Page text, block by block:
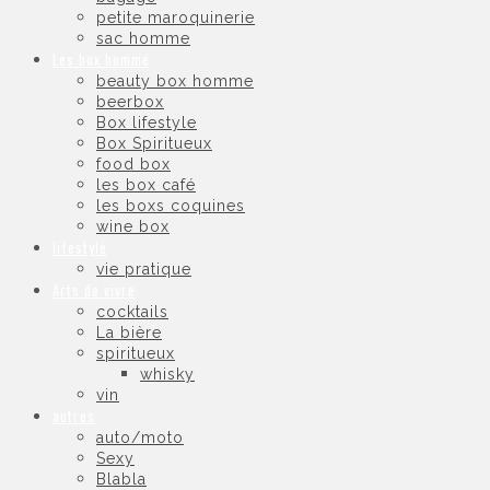
petite maroquinerie
sac homme
beauty box homme
beerbox
Box lifestyle
Box Spiritueux
food box
les box café
les boxs coquines
wine box
vie pratique
cocktails
La bière
spiritueux
whisky
vin
auto/moto
Sexy
Blabla